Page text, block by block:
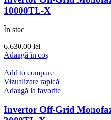
10000TL-X
În stoc
6.630,00 lei
Adaugă în coș
Add to compare
Vizualizare rapidă
Adaugă la favorite
Invertor Off-Grid